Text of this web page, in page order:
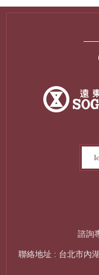
諮詢
聯絡地址 : 台北市內